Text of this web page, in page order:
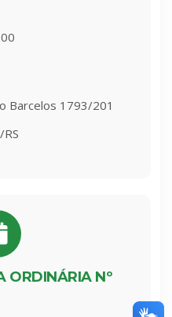
Barcelos 1793/201
ORDINÁRIA Nº